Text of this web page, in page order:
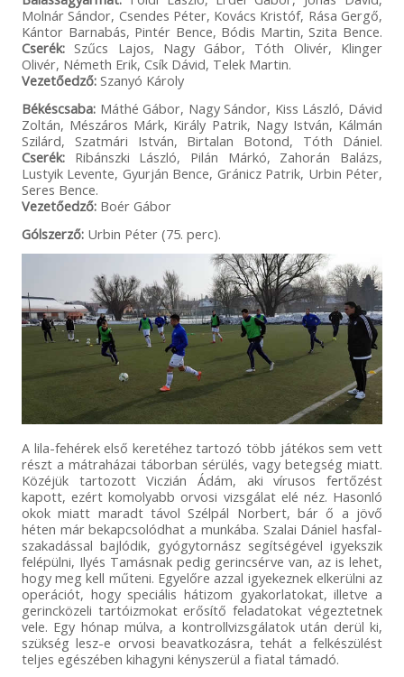
Molnár Sándor, Csendes Péter, Kovács Kristóf, Rása Gergő,
Kántor Barnabás, Pintér Bence, Bódis Martin, Szita Bence.
Cserék:Szűcs Lajos, Nagy Gábor, Tóth Olivér, Klinger
Olivér, Németh Erik, Csík Dávid, Telek Martin.
Vezetőedző:Szanyó Károly
Békéscsaba:Máthé Gábor, Nagy Sándor, Kiss László, Dávid
Zoltán, Mészáros Márk, Király Patrik, Nagy István, Kálmán
Szilárd, Szatmári István, Birtalan Botond, Tóth Dániel.
Cserék:Ribánszki László, Pilán Márkó, Zahorán Balázs,
Lustyik Levente, Gyurján Bence, Gránicz Patrik, Urbin Péter,
Seres Bence.
Vezetőedző:Boér Gábor
Gólszerző:Urbin Péter (75. perc).
A lila-fehérek első keretéhez tartozó több játékos sem vett
részt a mátraházai táborban sérülés, vagy betegség miatt.
Közéjük tartozott Viczián Ádám, aki vírusos fertőzést
kapott, ezért komolyabb orvosi vizsgálat elé néz. Hasonló
okok miatt maradt távol Szélpál Norbert, bár ő a jövő
héten már bekapcsolódhat a munkába. Szalai Dániel hasfal-
szakadással bajlódik, gyógytornász segítségével igyekszik
felépülni, Ilyés Tamásnak pedig gerincsérve van, az is lehet,
hogy meg kell műteni. Egyelőre azzal igyekeznek elkerülni az
operációt, hogy speciális hátizom gyakorlatokat, illetve a
gerincközeli tartóizmokat erősítő feladatokat végeztetnek
vele. Egy hónap múlva, a kontrollvizsgálatok után derül ki,
szükség lesz-e orvosi beavatkozásra, tehát a felkészülést
teljes egészében kihagyni kényszerül a fiatal támadó.